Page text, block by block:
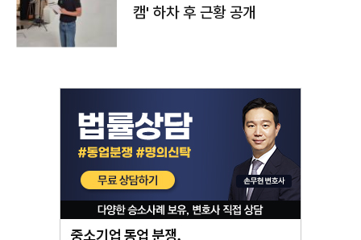
캠' 하차 후 근황 공개